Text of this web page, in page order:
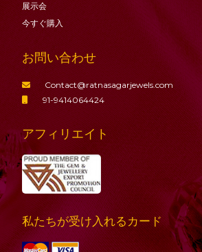
展示会
今すぐ購入
お問い合わせ
Contact@ratnasagarjewels.com
91-9414064424
アフィリエイト
私たちが受け入れるカード